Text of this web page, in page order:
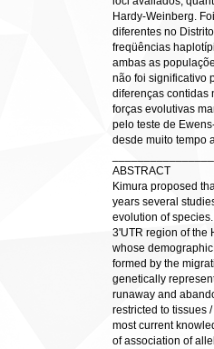
Hardy-Weinberg.
diferentes no
freqüências
ambas as
não foi significativo
diferenças contidas
forças evolutivas
pelo teste de
desde muito tempo
ABSTRACT
Kimura proposed
years several
evolution of
3'UTR region of the
whose
formed by the
genetically
runaway and
restricted to tissues
most current
of association of